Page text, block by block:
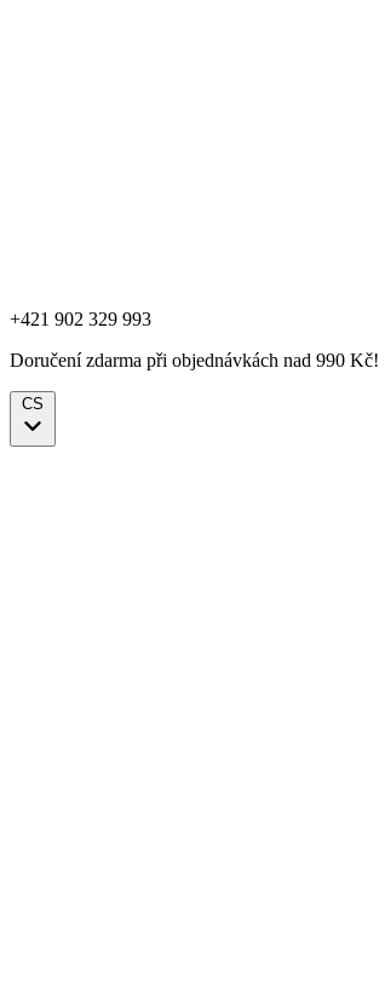
+421 902 329 993
Doručení zdarma při objednávkách nad 990 Kč!
CS